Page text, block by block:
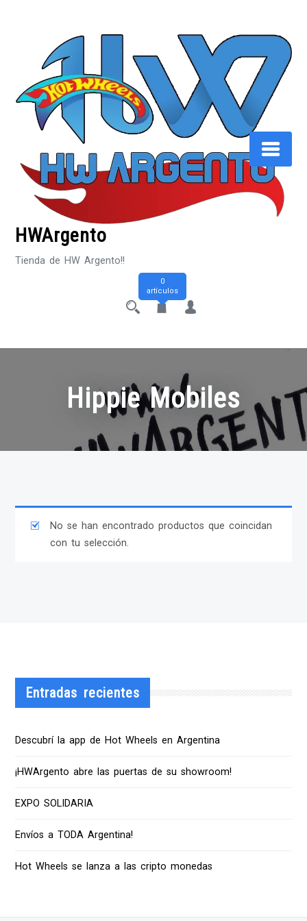
HWArgento
Tienda de HW Argento!!
0
artículos
Hippie Mobiles
No se han encontrado productos que coincidan
con tu selección.
Entradas recientes
Descubrí la app de Hot Wheels en Argentina
¡HWArgento abre las puertas de su showroom!
EXPO SOLIDARIA
Envíos a TODA Argentina!
Hot Wheels se lanza a las cripto monedas